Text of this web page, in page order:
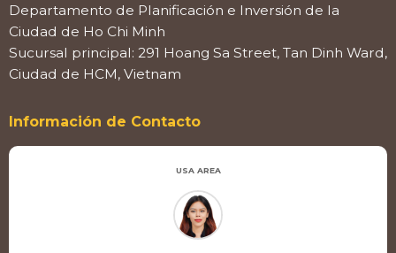
Departamento de Planificación e Inversión de la
Ciudad de Ho Chi Minh
Sucursal principal: 291 Hoang Sa Street, Tan Dinh Ward,
Ciudad de HCM, Vietnam
Información de Contacto
USA AREA